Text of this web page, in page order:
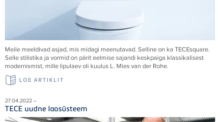
Meile meeldivad asjad, mis midagi meenutavad. Selline on ka TECEsquare.
Selle stilistika ja vormid on pärit eelmise sajandi keskpaiga klassikalisest
modernismist, mille lipulaev oli kuulus L. Mies van der Rohe.
LOE ARTIKLIT
27.04.2022 –
TECE uudne laosüsteem